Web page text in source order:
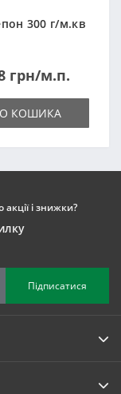
300 г/м.кв
грн/м.п.
КОШИКА
і знижки?
Підписатися